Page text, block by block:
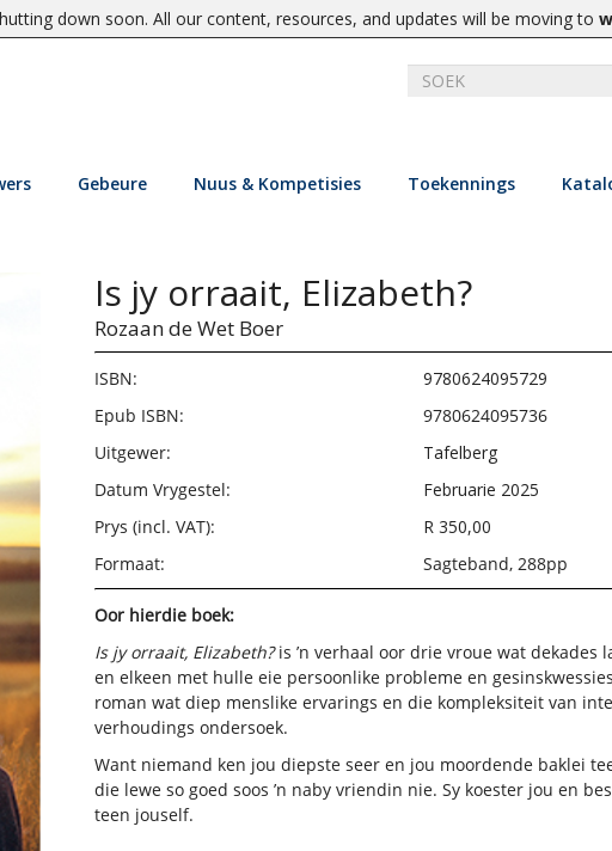
down soon. All our content, resources, and updates will be moving to
Gebeure Nuus & Kompetisies Toekennings
Is jy orraait, Elizabeth?
Rozaan de Wet Boer
ISBN:
9780624095729
Epub ISBN:
9780624095736
Uitgewer:
Tafelberg
Datum Vrygestel:
Februarie 2025
Prys (incl. VAT):
R 350,00
Formaat:
Sagteband, 288pp
Oor hierdie boek:
Is jy orraait, Elizabeth?is ’n verhaal oor drie vroue wat dekades
en elkeen met hulle eie persoonlike probleme en
roman wat diep menslike ervarings en die kompleksiteit van
verhoudings ondersoek.
Want niemand ken jou diepste seer en jou moordende baklei
die lewe so goed soos ’n naby vriendin nie. Sy koester jou en
teen jouself.